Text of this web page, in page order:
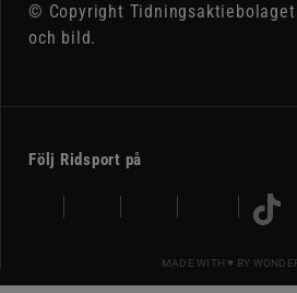
© Copyright
och bild.
Följ Ridsport på
MADE WITH ♥ BY